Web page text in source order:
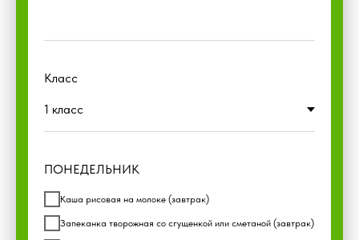
Класс
ПОНЕДЕЛЬНИК
Каша рисовая на молоке (завтрак)
Запеканка творожная со сгущенкой или сметаной (завтрак)